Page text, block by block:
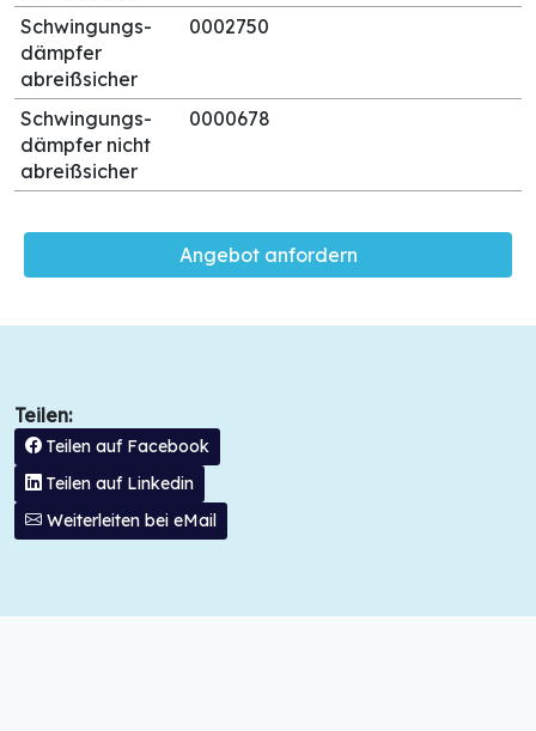
Schwingungs-
dämpfer
abreißsicher
0002750
Schwingungs-
dämpfer nicht
abreißsicher
0000678
Angebot anfordern
Teilen:
Teilen auf Facebook
Teilen auf Linkedin
Weiterleiten bei eMail